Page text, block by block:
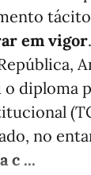
em vigor
diploma
no
c ...